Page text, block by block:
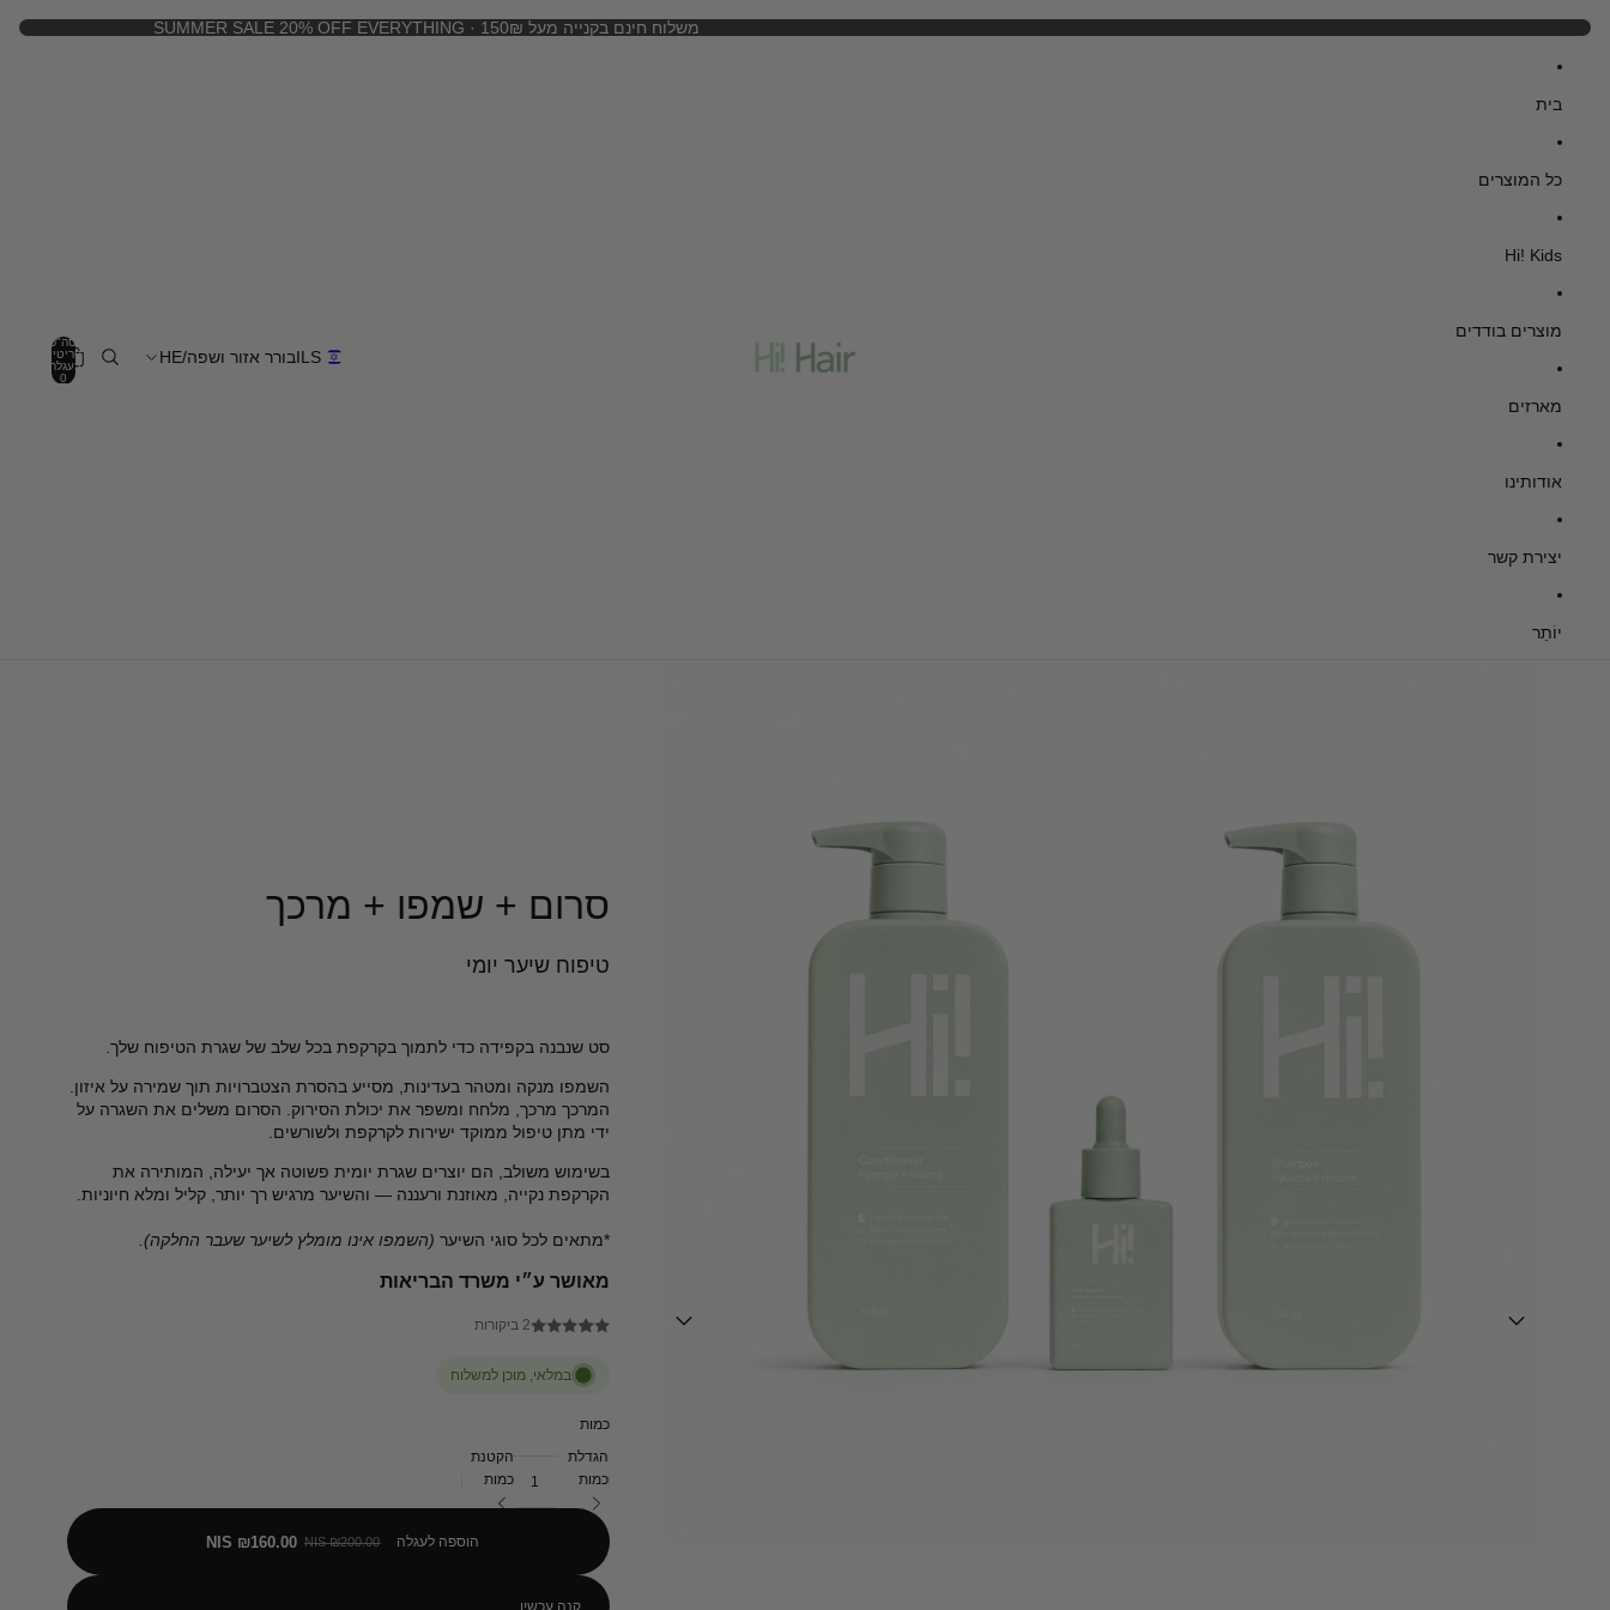
SUMMER SALE 20% OFF EVERYTHING · משלוח חינם בקנייה מעל 150₪
בית
כל המוצרים
Hi! Kids
מוצרים בודדים
מארזים
אודותינו
יצירת קשר
יוֹתֵר
ILSבורר אזור ושפה/
HE
סה"כ
פריטים
בעגלה:
0
סרום + שמפו + מרכך
טיפוח שיער יומי
סט שנבנה בקפידה כדי לתמוך בקרקפת בכל שלב של שגרת הטיפוח שלך.
השמפו מנקה ומטהר בעדינות, מסייע בהסרת הצטברויות תוך שמירה על איזון.
המרכך מרכך, מלחח ומשפר את יכולת הסירוק. הסרום משלים את השגרה על
ידי מתן טיפול ממוקד ישירות לקרקפת ולשורשים.
בשימוש משולב, הם יוצרים שגרת יומית פשוטה אך יעילה, המותירה את
הקרקפת נקייה, מאוזנת ורעננה — והשיער מרגיש רך יותר, קליל ומלא חיוניות.
*מתאים לכל סוגי השיער (השמפו אינו מומלץ לשיער שעבר החלקה).
מאושר ע״י משרד הבריאות
2 ביקורות
במלאי, מוכן למשלוח
כמות
הקטנת
כמות
הגדלת
כמות
₪200.00 NIS
₪160.00 NIS הוספה לעגלה
קנה עכשיו